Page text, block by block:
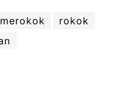
merokok
rokok